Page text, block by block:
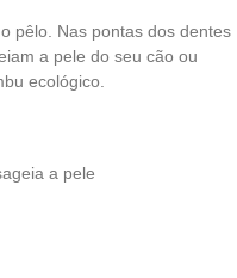
pêlo. Nas pontas dos dentes
a pele do seu cão ou
ecológico.
a pele